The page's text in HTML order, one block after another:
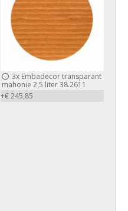
3xEmbadecor transparant
mahonie 2,5 liter 38.2611
+€ 245,85